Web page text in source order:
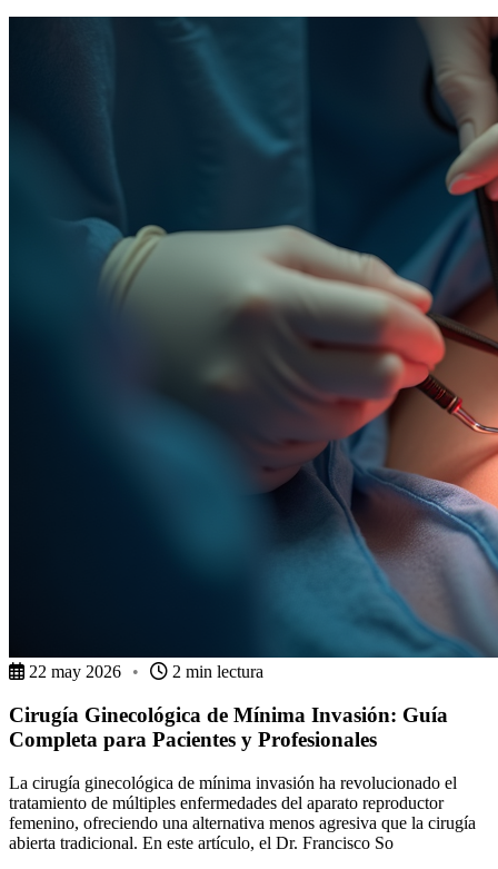
22 may 2026 • 2 min lectura
Cirugía Ginecológica de Mínima Invasión: Guía
Completa para Pacientes y Profesionales
La cirugía ginecológica de mínima invasión ha revolucionado el
tratamiento de múltiples enfermedades del aparato reproductor
femenino, ofreciendo una alternativa menos agresiva que la cirugía
abierta tradicional. En este artículo, el Dr. Francisco So